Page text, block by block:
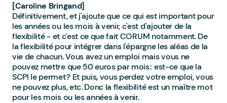
[Caroline Bringand]
Définitivement, et j'ajoute que ce qui est important pour
les années ou les mois à venir, c'est d'ajouter de la
flexibilité - et c'est ce que fait CORUM notamment. De
la flexibilité pour intégrer dans l'épargne les aléas de la
vie de chacun. Vous avez un emploi mais vous ne
pouvez mettre que 50 euros par mois : est-ce que la
SCPI le permet ? Et puis, vous perdez votre emploi, vous
ne pouvez plus, etc. Donc la flexibilité est un maître mot
pour les mois ou les années à venir.